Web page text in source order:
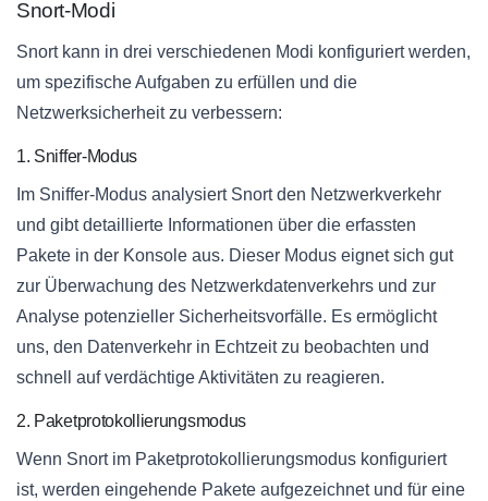
Snort-Modi
Snort kann in drei verschiedenen Modi konfiguriert werden,
um spezifische Aufgaben zu erfüllen und die
Netzwerksicherheit zu verbessern:
1. Sniffer-Modus
Im Sniffer-Modus analysiert Snort den Netzwerkverkehr
und gibt detaillierte Informationen über die erfassten
Pakete in der Konsole aus. Dieser Modus eignet sich gut
zur Überwachung des Netzwerkdatenverkehrs und zur
Analyse potenzieller Sicherheitsvorfälle. Es ermöglicht
uns, den Datenverkehr in Echtzeit zu beobachten und
schnell auf verdächtige Aktivitäten zu reagieren.
2. Paketprotokollierungsmodus
Wenn Snort im Paketprotokollierungsmodus konfiguriert
ist, werden eingehende Pakete aufgezeichnet und für eine